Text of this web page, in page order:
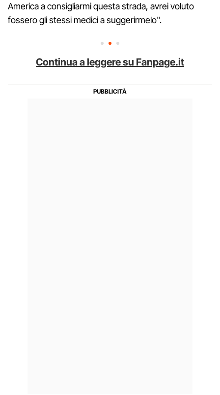
America a consigliarmi questa strada, avrei voluto
fossero gli stessi medici a suggerirmelo".
Continua a leggere su Fanpage.it